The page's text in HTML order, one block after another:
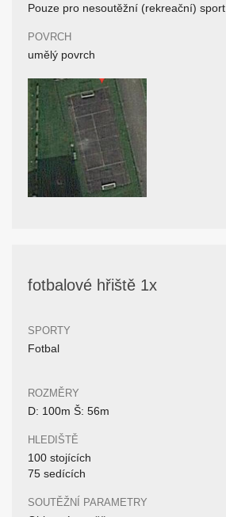
Pouze pro nesoutěžní (rekreační) sport
POVRCH
umělý povrch
fotbalové hřiště 1x
SPORTY
Fotbal
ROZMĚRY
D: 100m Š: 56m
HLEDIŠTĚ
100 stojících
75 sedících
SOUTĚŽNÍ PARAMETRY